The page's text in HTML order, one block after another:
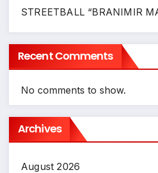
STREETBALL “BRANIMIR
Recent Comments
No comments to show.
Archives
August 2026